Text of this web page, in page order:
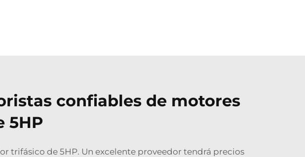
confiables de motores
5HP
trifásico de 5HP. Un excelente proveedor tendrá precios